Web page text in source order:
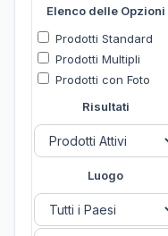
Elenco delle Opzioni
Prodotti Standard
Prodotti Multipli
Prodotti con Foto
Risultati
Luogo